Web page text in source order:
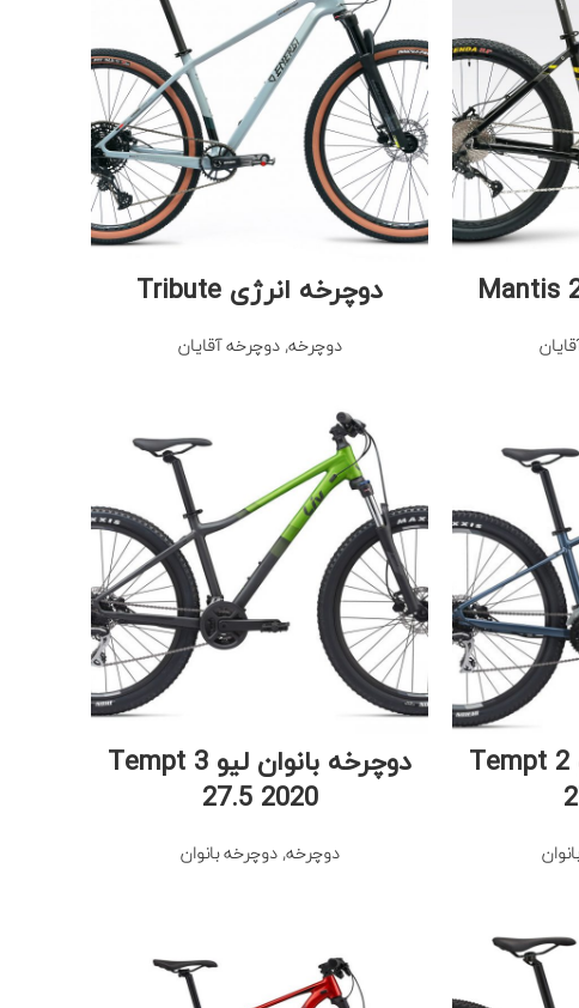
دوچرخه انرژی Tribute
دوچرخه, دوچرخه آقایان
دوچرخه بانوان لیو Tempt 2
دوچرخه بانوان لیو Tempt 3
27.5 2020
دوچرخه, دوچرخه بانوان